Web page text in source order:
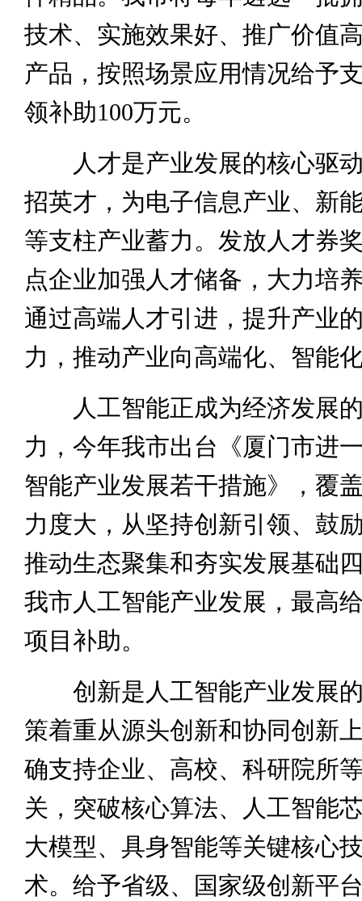
技术、实施效果好、推广价值
产品，按照场景应用情况给予
领补助100万元。
人才是产业发展的核心驱动
招英才，为电子信息产业、新
等支柱产业蓄力。发放人才券
点企业加强人才储备，大力培
通过高端人才引进，提升产业
力，推动产业向高端化、智能
人工智能正成为经济发展的
力，今年我市出台《厦门市进
智能产业发展若干措施》，覆
力度大，从坚持创新引领、鼓
推动生态聚集和夯实发展基础
我市人工智能产业发展，最高
项目补助。
创新是人工智能产业发展的
策着重从源头创新和协同创新
确支持企业、高校、科研院所
关，突破核心算法、人工智能
大模型、具身智能等关键核心
术。给予省级、国家级创新平